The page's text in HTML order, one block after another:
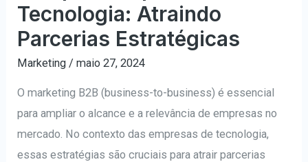
Tecnologia: Atraindo
Parcerias Estratégicas
Marketing /maio 27, 2024
O marketing B2B (business-to-business) é essencial
para ampliar o alcance e a relevância de empresas no
mercado. No contexto das empresas de tecnologia,
essas estratégias são cruciais para atrair parcerias